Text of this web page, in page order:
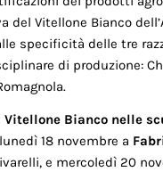
del Vitellone Bianco
specificità delle tre
di produzione:
Bianco nelle
18 novembre a
e mercoledì 20